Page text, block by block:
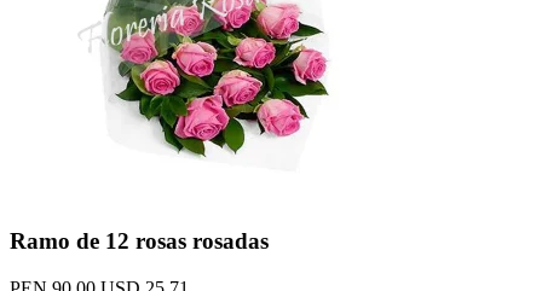
Ramo de 12 rosas rosadas